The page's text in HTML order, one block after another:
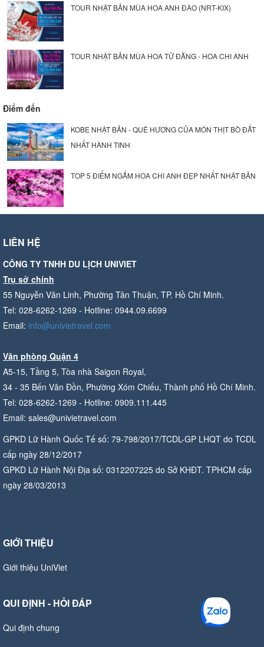
TOUR NHẬT BẢN MÙA HOA ANH ĐÀO (NRT-KIX)
TOUR NHẬT BẢN MÙA HOA TỬ ĐẰNG - HOA CHI ANH
Điểm đến
KOBE NHẬT BẢN - QUÊ HƯƠNG CỦA MÓN THỊT BÒ ĐẮT
NHẤT HÀNH TINH
TOP 5 ĐIỂM NGẮM HOA CHI ANH ĐẸP NHẤT NHẬT BẢN
LIÊN HỆ
CÔNG TY TNHH DU LỊCH UNIVIET
Trụ sở chính
55 Nguyễn Văn Linh, Phường Tân Thuận, TP. Hồ Chí Minh.
Tel: 028-6262-1269 - Hotline: 0944.09.6699
Email: info@univietravel.com
Văn phòng Quận 4
A5-15, Tầng 5, Tòa nhà Saigon Royal,
34 - 35 Bến Vân Đồn, Phường Xóm Chiếu, Thành phố Hồ Chí Minh.
Tel: 028-6262-1269 - Hotline: 0909.111.445
Email: sales@univietravel.com
GPKD Lữ Hành Quốc Tế số: 79-798/2017/TCDL-GP LHQT do TCDL
cấp ngày 28/12/2017
GPKD Lữ Hành Nội Địa số: 0312207225 do Sở KHĐT. TPHCM cấp
ngày 28/03/2013
GIỚI THIỆU
Giới thiệu UniViet
QUI ĐỊNH - HỎI ĐÁP
Qui định chung